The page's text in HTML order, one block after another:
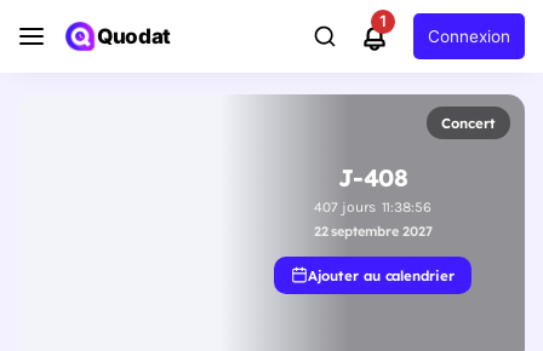
Quodat
1
Connexion
Concert
J-408
407jours 11:38:55
22 septembre 2027
Ajouter au calendrier